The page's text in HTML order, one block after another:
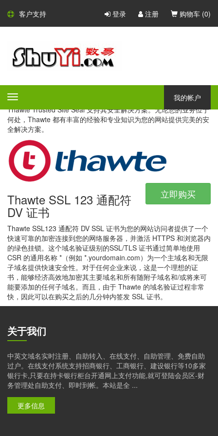
客户支持 登录 注册 购物车 (0)
Toggle
navigation
我的帐户
Thawte SSL 证书
Thawte - 国际性的证书颁发机
构
提供 SSL 和代码签名证书，Thawte 以其多语言支持和国际认可的
Thawte Trusted Site Seal 支持其安全解决方案。无论您的业务位于
何处，Thawte 都有丰富的经验和专业知识为您的网站提供完美的安
全解决方案。
立即购买
Thawte SSL 123 通配符
DV 证书
Thawte SSL123 通配符 DV SSL 证书为您的网站访问者提供了一个
快速可靠的加密连接到您的网络服务器，并激活 HTTPS 和浏览器内
的绿色挂锁。这个域名验证级别的SSL/TLS 证书通过简单地使用
CSR 的通用名称 *（例如 *.yourdomain.com）为一个主域名和无限
子域名提供快速安全性。对于任何企业来说，这是一个理想的证
书，能够经济高效地加密其主要域名和所有随附子域名和/或将来可
能要添加的任何子域名。而且，由于 Thawte 的域名验证过程非常
快，因此可以在购买之后的几分钟内签发 SSL 证书。
关于我们
中英文域名实时注册、自助转入、在线支付、自助管理、免费自助
过户。在线支付系统支持招商银行、工商银行、建设银行等10多家
银行卡,只要在持卡银行柜台开通网上支付功能,就可登陆会员区-财
务管理处自助支付、即时到帐。本站是全 ...
更多信息